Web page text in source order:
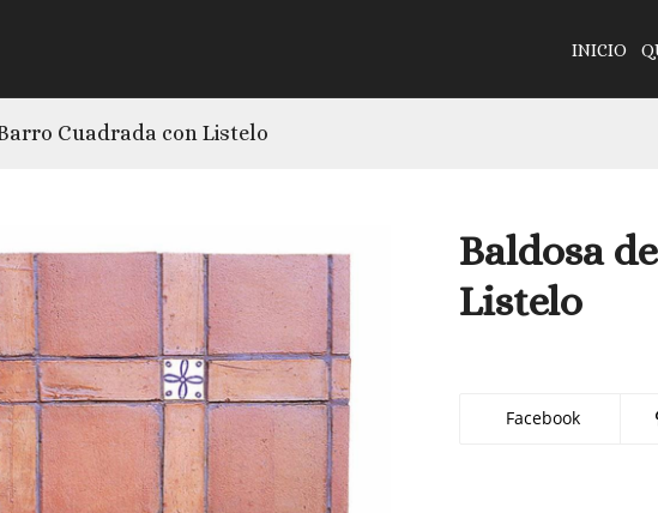
INICIO
Cuadrada con Listelo
Baldosa
Listelo
Facebook